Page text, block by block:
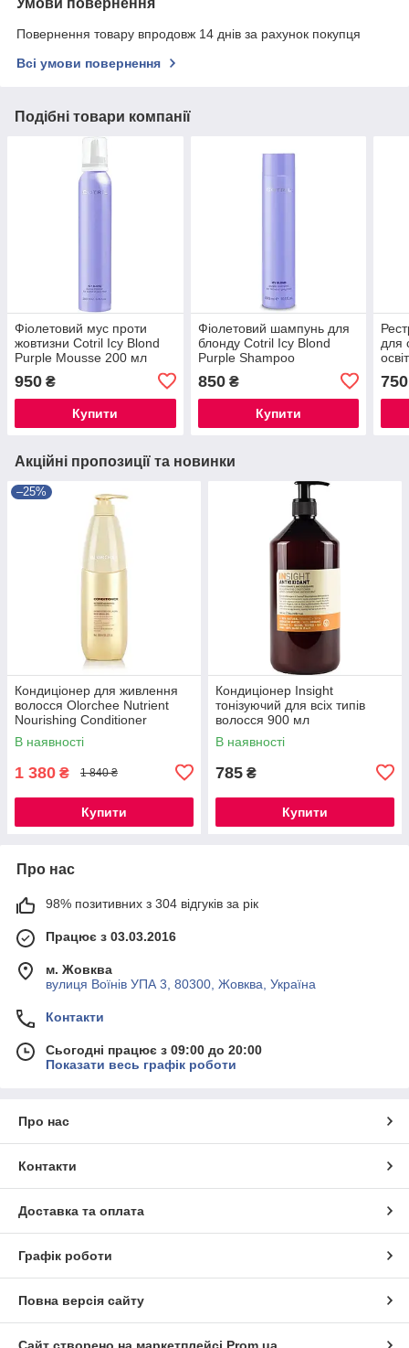
Умови повернення
Повернення товару впродовж 14 днів за рахунок покупця
Всі умови повернення
Подібні товари компанії
Фіолетовий мус проти
жовтизни Cotril Icy Blond
Purple Mousse 200 мл
950 ₴
Купити
Фіолетовий шампунь для
блонду Cotril Icy Blond
Purple Shampoo
850₴
Купити
для
750
Акційні пропозиції та новинки
–25%
Кондиціонер для живлення
волосся Olorchee Nutrient
Nourishing Conditioner
В наявності
1 380 ₴ 1 840 ₴
Купити
Кондиціонер Insight
тонізуючий для всіх типів
волосся 900 мл
В наявності
785 ₴
Купити
Про нас
98% позитивних з 304 відгуків за рік
Працює з 03.03.2016
м. Жовква
вулиця Воїнів УПА 3, 80300, Жовква, Україна
Контакти
Сьогодні працює з 09:00 до 20:00
Показати весь графік роботи
Про нас
Контакти
Доставка та оплата
Графік роботи
Повна версія сайту